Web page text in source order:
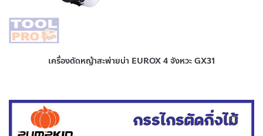
เครื่องตัดหญ้าสะพ่ายบ่า EUROX 4 จังหวะ GX31